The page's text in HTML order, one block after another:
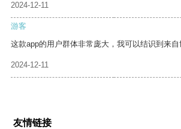
2024-12-11
游客
这款app的用户群体非常庞大，我可以结识到来自
2024-12-11
友情链接